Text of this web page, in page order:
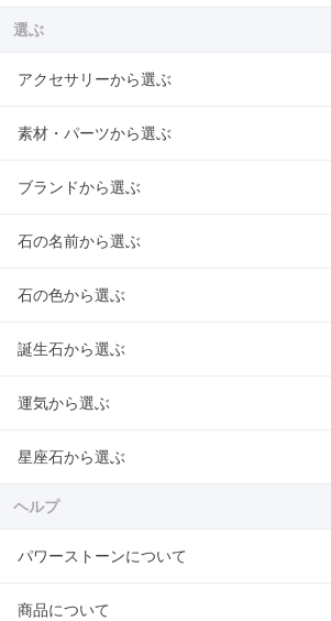
選ぶ
アクセサリーから選ぶ
素材・パーツから選ぶ
ブランドから選ぶ
石の名前から選ぶ
石の色から選ぶ
誕生石から選ぶ
運気から選ぶ
星座石から選ぶ
ヘルプ
パワーストーンについて
商品について